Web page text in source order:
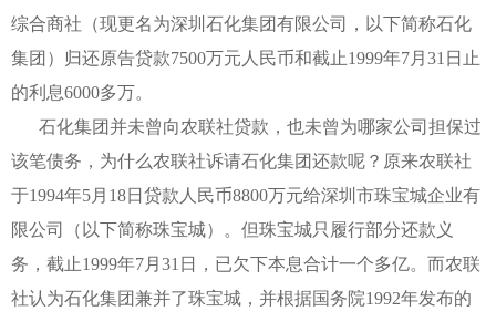
综合商社（现更名为深圳石化集团有限公司，以下简称石化
集团）归还原告贷款7500万元人民币和截止1999年7月31日止
的利息6000多万。
石化集团并未曾向农联社贷款，也未曾为哪家公司担保过
该笔债务，为什么农联社诉请石化集团还款呢？原来农联社
于1994年5月18日贷款人民币8800万元给深圳市珠宝城企业有
限公司（以下简称珠宝城）。但珠宝城只履行部分还款义
务，截止1999年7月31日，已欠下本息合计一个多亿。而农联
社认为石化集团兼并了珠宝城，并根据国务院1992年发布的